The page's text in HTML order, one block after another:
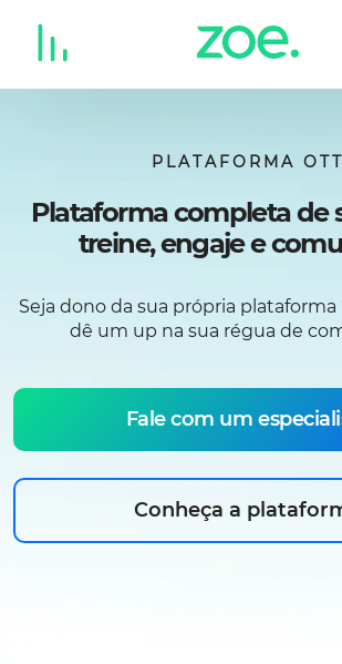
content
PLATAFORMA OTT
Plataforma completa de
treine, engaje e
Seja dono da sua própria plataforma
dê um up na sua régua de
Fale com um
Conheça a